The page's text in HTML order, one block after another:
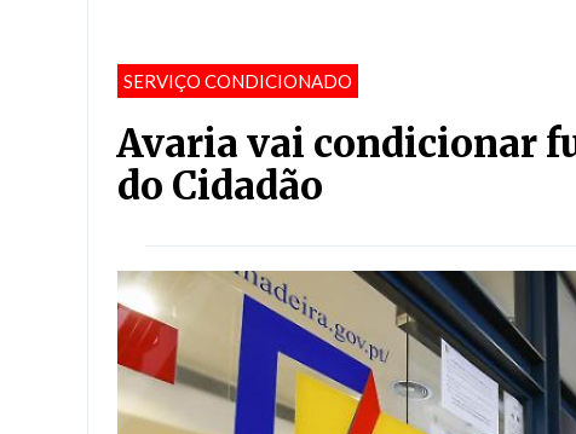
SERVIÇO CONDICIONADO
Avaria vai condicionar
do Cidadão